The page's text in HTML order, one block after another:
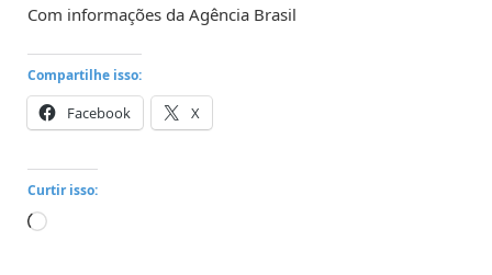
Com informações da Agência Brasil
Compartilhe isso:
Facebook X
Curtir isso:
Carregando...